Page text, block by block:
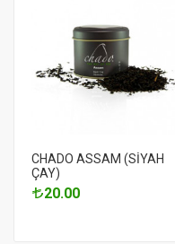
CHADO ASSAM (SİYAH
ÇAY)
20.00